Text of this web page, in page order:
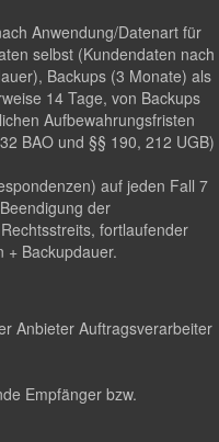
Anwendung/Datenart für
selbst (Kundendaten nach
Backups (3 Monate) als
14 Tage, von Backups
Aufbewahrungsfristen
BAO und §§ 190, 212 UGB)
auf jeden Fall 7
der
fortlaufender
+ Backupdauer.
Anbieter Auftragsverarbeiter
Empfänger bzw.